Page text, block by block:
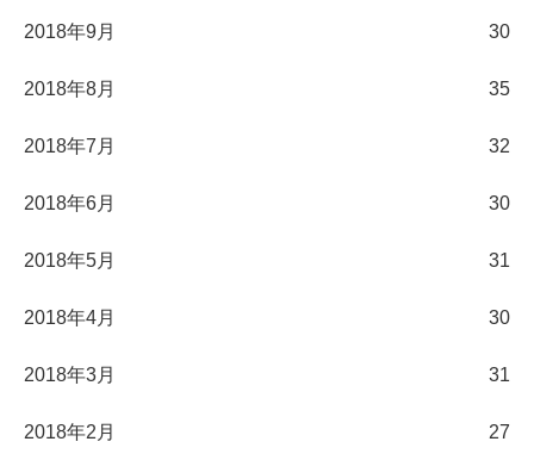
2018年9月 30
2018年8月 35
2018年7月 32
2018年6月 30
2018年5月 31
2018年4月 30
2018年3月 31
2018年2月 27